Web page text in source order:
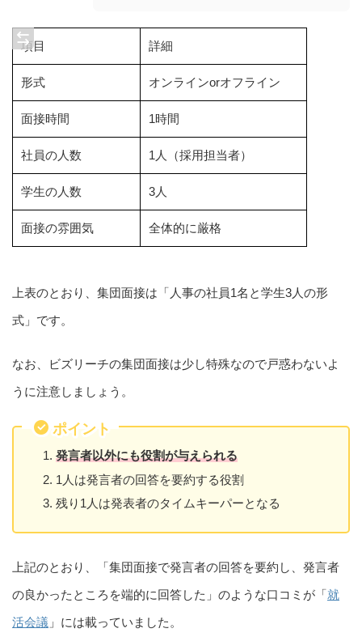
項目 詳細
形式 オンラインorオフライン
面接時間 1時間
社員の人数 1人（採用担当者）
学生の人数 3人
面接の雰囲気 全体的に厳格
上表のとおり、集団面接は「人事の社員1名と学生3人の形
式」です。
なお、ビズリーチの集団面接は少し特殊なので戸惑わないよ
うに注意しましょう。
ポイント
発言者以外にも役割が与えられる
1人は発言者の回答を要約する役割
残り1人は発表者のタイムキーパーとなる
上記のとおり、「集団面接で発言者の回答を要約し、発言者
の良かったところを端的に回答した」のような口コミが「就
活会議 」には載っていました。